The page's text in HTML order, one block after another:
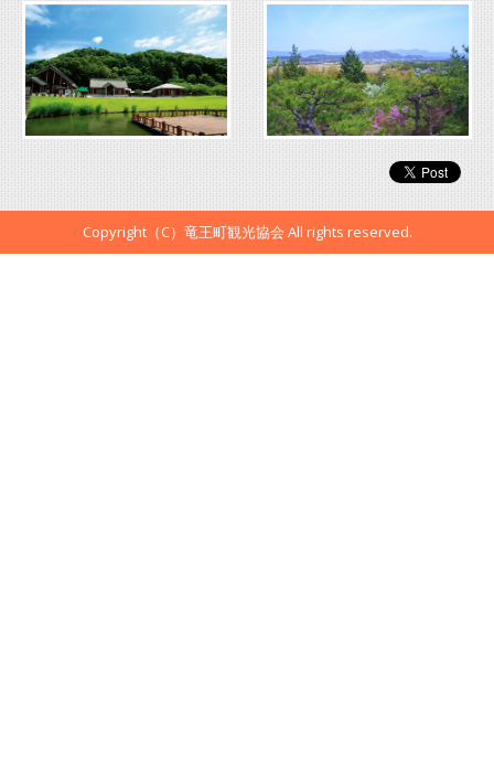
Copyright（C）竜王町観光協会 All rights reserved.